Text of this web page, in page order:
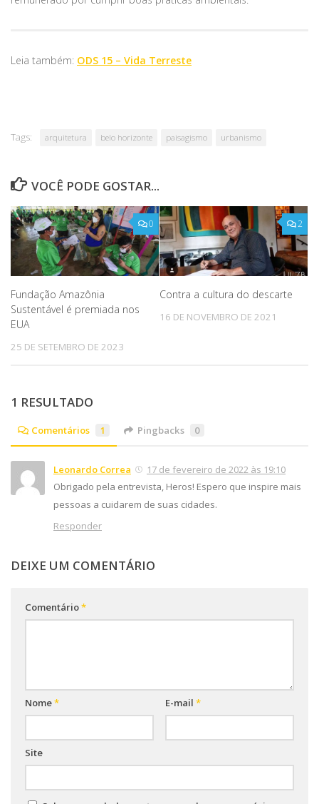
Leia também: ODS 15 – Vida Terreste
Tags: arquitetura belo horizonte paisagismo urbanismo
VOCÊ PODE GOSTAR...
0
Fundação Amazônia
Sustentável é premiada nos
EUA
25 DE SETEMBRO DE 2023
2
Contra a cultura do descarte
16 DE NOVEMBRO DE 2021
1 RESULTADO
Comentários 1 Pingbacks 0
Leonardo Correa
17 de fevereiro de 2022 às 19:10
Obrigado pela entrevista, Heros! Espero que inspire mais
pessoas a cuidarem de suas cidades.
Responder
DEIXE UM COMENTÁRIO
Comentário*
Nome* E-mail *
Site